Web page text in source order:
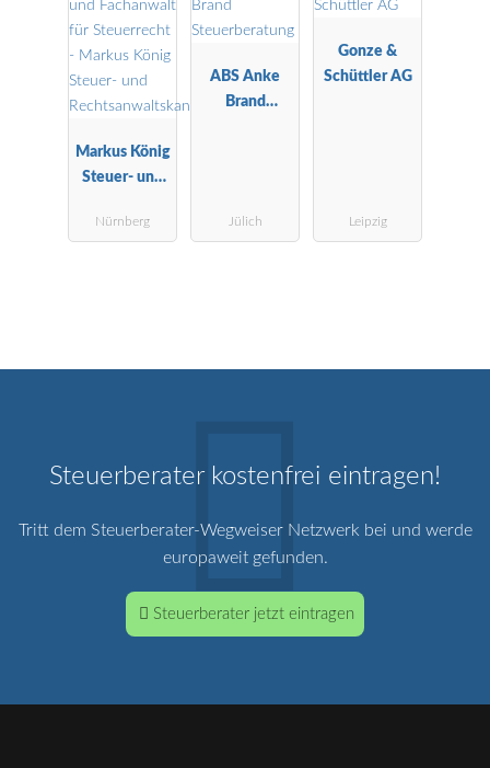
Markus König
Steuer- und
skanzlei
Nürnberg
ABS Anke
Brand
Jülich
Gonze &
Schüttler AG
Leipzig
Steuerberater kostenfrei eintragen!
Tritt dem Steuerberater-Wegweiser Netzwerk bei und werde
europaweit gefunden.
Steuerberater jetzt eintragen